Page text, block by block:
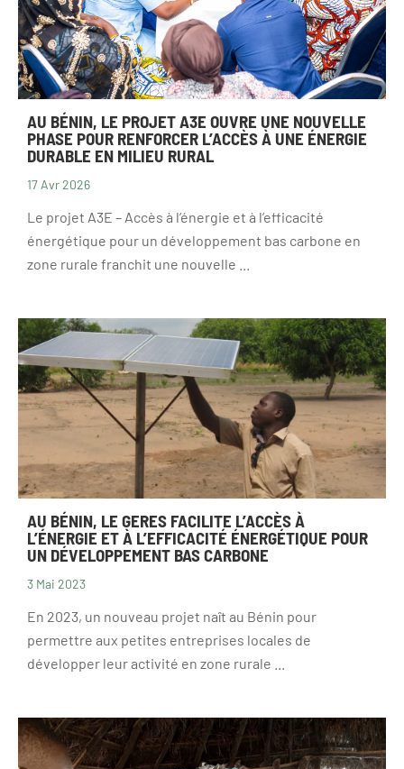
AU BÉNIN, LE PROJET A3E OUVRE UNE NOUVELLE
PHASE POUR RENFORCER L’ACCÈS À UNE ÉNERGIE
DURABLE EN MILIEU RURAL
17 Avr 2026
Le projet A3E – Accès à l’énergie et à l’efficacité
énergétique pour un développement bas carbone en
zone rurale franchit une nouvelle ...
AU BÉNIN, LE GERES FACILITE L’ACCÈS À
L’ÉNERGIE ET À L’EFFICACITÉ ÉNERGÉTIQUE POUR
UN DÉVELOPPEMENT BAS CARBONE
3 Mai 2023
En 2023, un nouveau projet naît au Bénin pour
permettre aux petites entreprises locales de
développer leur activité en zone rurale ...